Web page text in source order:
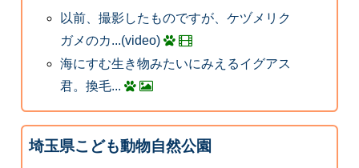
以前、撮影したものですが、ケヅメリク
ガメのカ...(video)
海にすむ生き物みたいにみえるイグアス
君。換毛...
埼玉県こども動物自然公園